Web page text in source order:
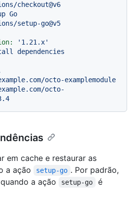
checkout@v6
Go
setup-go@v5
'1.21.x'
dependencies
em cache e restaurar as
a ação
setup-go . Por padrão,
a ação
setup-go
é